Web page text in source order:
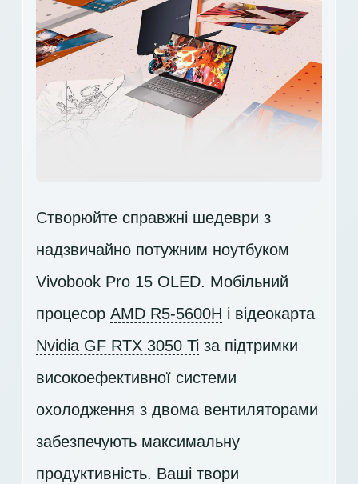
Створюйте справжні шедеври з
надзвичайно потужним ноутбуком
Vivobook Pro 15 OLED. Мобільний
процесор AMD R5-5600H і відеокарта
Nvidia GF RTX 3050 Ti за підтримки
високоефективної системи
охолодження з двома вентиляторами
забезпечують максимальну
продуктивність. Ваші твори